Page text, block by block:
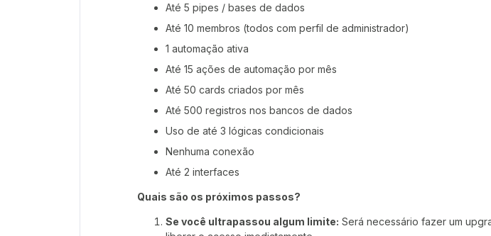
Até 5 pipes / bases de dados
Até 10 membros (todos com perfil de administrador)
1 automação ativa
Até 15 ações de automação por mês
Até 50 cards criados por mês
Até 500 registros nos bancos de dados
Uso de até 3 lógicas condicionais
Nenhuma conexão
Até 2 interfaces
Quais são os próximos passos?
Se você ultrapassou algum limite: Será necessário fazer um